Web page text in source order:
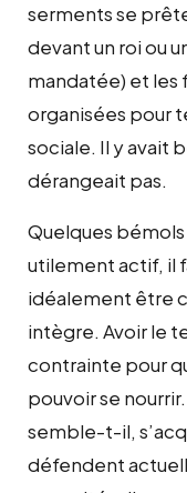
serments se
devant un roi ou
mandatée) et les
organisées pour
sociale. Il y avait
dérangeait pas.
Quelques
utilement actif, il
idéalement être
intègre. Avoir le
contrainte pour
pouvoir se
semble-t-il,
défendent